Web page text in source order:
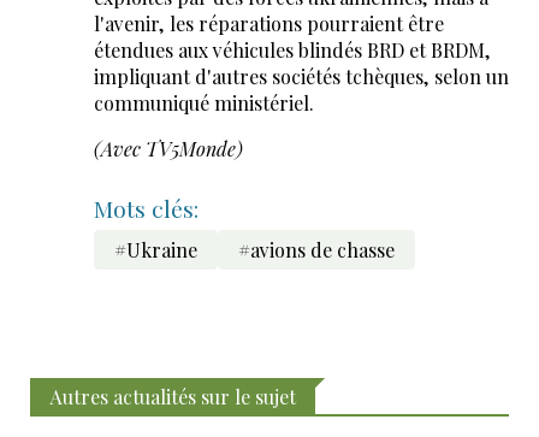
l'avenir, les réparations pourraient être
étendues aux véhicules blindés BRD et BRDM,
impliquant d'autres sociétés tchèques, selon un
communiqué ministériel.
(Avec TV5Monde)
Mots clés:
#Ukraine #avions de chasse
Autres actualités sur le sujet